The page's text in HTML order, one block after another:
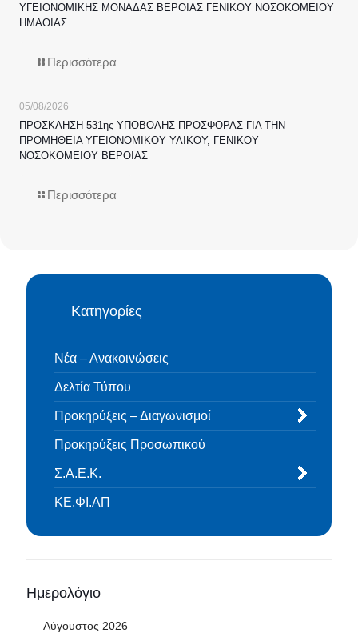
ΥΓΕΙΟΝΟΜΙΚΗΣ ΜΟΝΑΔΑΣ ΒΕΡΟΙΑΣ ΓΕΝΙΚΟΥ ΝΟΣΟΚΟΜΕΙΟΥ
ΗΜΑΘΙΑΣ
Περισσότερα
05/08/2026
ΠΡΟΣΚΛΗΣΗ 531ης ΥΠΟΒΟΛΗΣ ΠΡΟΣΦΟΡΑΣ ΓΙΑ ΤΗΝ
ΠΡΟΜΗΘΕΙΑ ΥΓΕΙΟΝΟΜΙΚΟΥ ΥΛΙΚΟΥ, ΓΕΝΙΚΟΥ
ΝΟΣΟΚΟΜΕΙΟΥ ΒΕΡΟΙΑΣ
Περισσότερα
Κατηγορίες
Νέα – Ανακοινώσεις
Δελτία Τύπου
Προκηρύξεις – Διαγωνισμοί
Προκηρύξεις Προσωπικού
Σ.Α.Ε.Κ.
ΚΕ.ΦΙ.ΑΠ
Ημερολόγιο
Αύγουστος 2026